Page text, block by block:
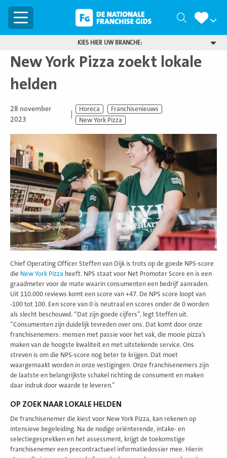
Menu Zoeken
KIES HIER UW BRANCHE:
New York Pizza zoekt lokale
helden
28 november
2023
Horeca
Franchisenieuws
New York Pizza
Chief Operating Officer Steffen van Dijk is trots op de goede NPS-score
die New York Pizza heeft. NPS staat voor Net Promoter Score en is een
graadmeter voor de mate waarin consumenten een bedrijf aanraden.
Uit 110.000 reviews komt een score van +47. De NPS score loopt van
-100 tot 100. Een score van 0 is neutraal en scores onder de 0 worden
als slecht beschouwd. “Dat zijn goede cijfers”, legt Steffen uit.
“Consumenten zijn duidelijk tevreden over ons. Dat komt door onze
franchisenemers: mensen met passie voor het vak, die mooie pizza’s
maken van de hoogste kwaliteit en met uitstekende service. Ons
streven is om die NPS-score nog beter te krijgen. Dat moet
waargemaakt worden in onze vestigingen. Onze franchisenemers zijn
de laatste en belangrijkste schakel richting de consument en maken
daar indruk door waarde te leveren.”
OP ZOEK NAAR LOKALE HELDEN
De franchisenemer die kiest voor New York Pizza, kan rekenen op
intensieve begeleiding. Na de nodige oriënterende, intake- en
selectiegesprekken en het assessment, krijgt de toekomstige
franchisenemer een precontractueel informatiedossier mee. Hierin